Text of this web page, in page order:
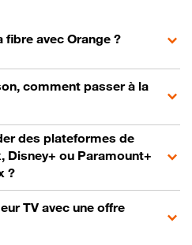
avec Orange ?
comment passer à la
des plateformes de
ou Paramount+
?
TV avec une offre